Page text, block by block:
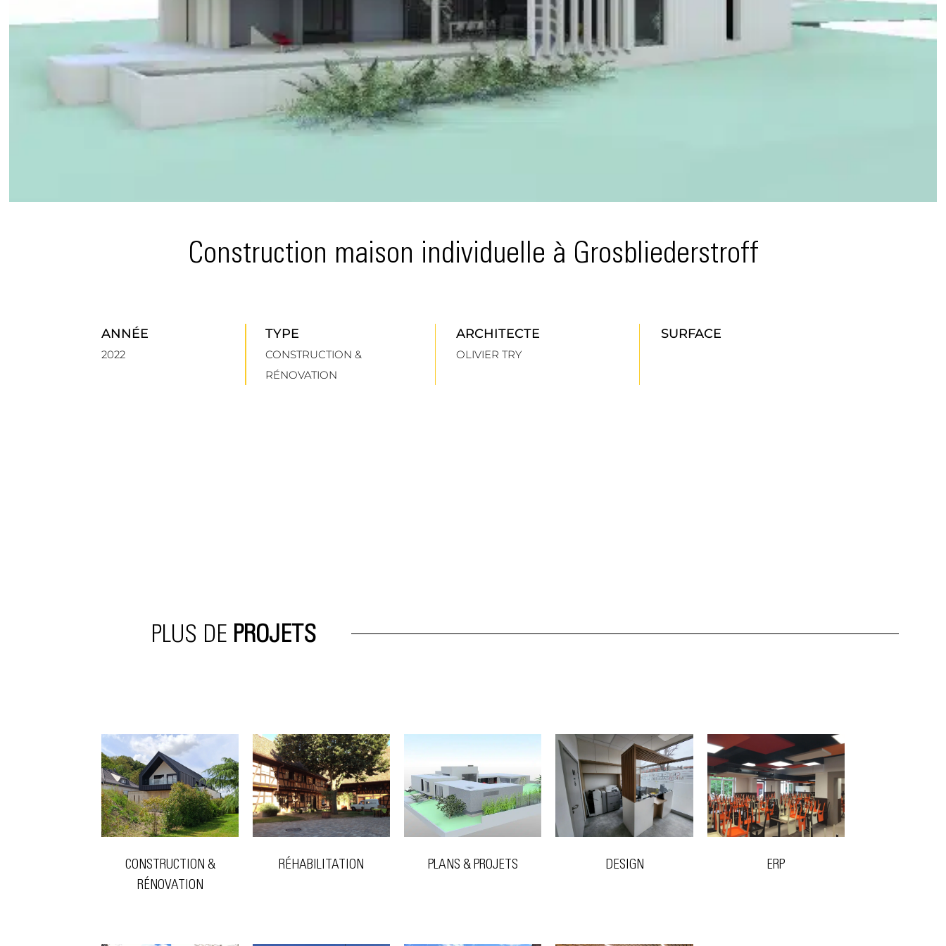
Construction maison individuelle à Grosbliederstroff
ANNÉE
2022
TYPE
CONSTRUCTION &
RÉNOVATION
ARCHITECTE
OLIVIER TRY
SURFACE
PLUS DE PROJETS
CONSTRUCTION &
RÉNOVATION
RÉHABILITATION PLANS & PROJETS DESIGN ERP